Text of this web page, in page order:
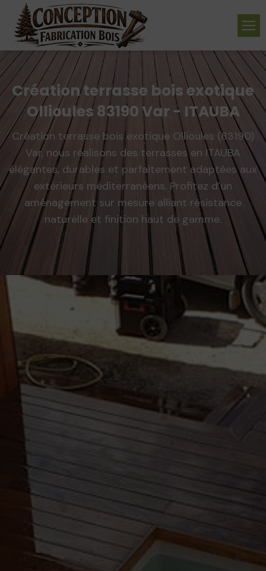
Création terrasse bois exotique
Ollioules 83190 Var - ITAUBA
Création terrasse bois exotique Ollioules (83190)
Var, nous réalisons des terrasses en ITAUBA
élégantes, durables et parfaitement adaptées aux
extérieurs méditerranéens. Profitez d’un
aménagement sur mesure alliant résistance
naturelle et finition haut de gamme.